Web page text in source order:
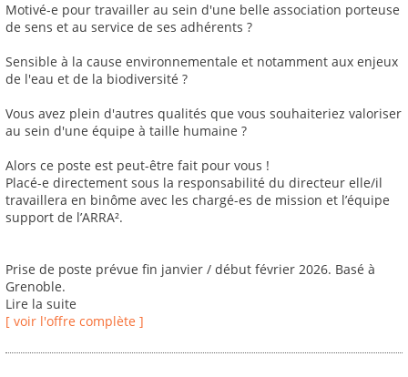
Motivé-e pour travailler au sein d'une belle association porteuse
de sens et au service de ses adhérents ?
Sensible à la cause environnementale et notamment aux enjeux
de l'eau et de la biodiversité ?
Vous avez plein d'autres qualités que vous souhaiteriez valoriser
au sein d'une équipe à taille humaine ?
Alors ce poste est peut-être fait pour vous !
Placé-e directement sous la responsabilité du directeur elle/il
travaillera en binôme avec les chargé-es de mission et l’équipe
support de l’ARRA².
Prise de poste prévue fin janvier / début février 2026. Basé à
Grenoble.
Lire la suite
[ voir l'offre complète ]